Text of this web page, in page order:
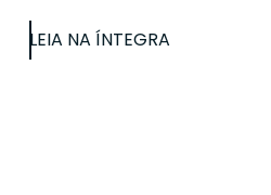
LEIA NA ÍNTEGRA